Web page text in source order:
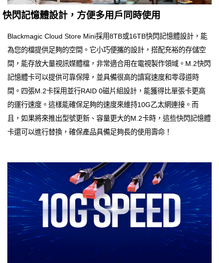
快閃記憶體設計，方便多用戶同時使用
Blackmagic Cloud Store Mini採用8TB或16TB快閃記憶體設計，能
為您的檔提供足夠的空間。它小巧便攜的設計，搭配充裕的存儲空
間，能存放大量視訊媒體檔，非常適合用在電視製作領域。M.2快閃
記憶體卡可以提供可靠保障，並具備很高的讀寫速度和零尋道時
間。四張M.2卡採用並行RAID 0磁片組設計，能獲得比單張卡更高
的運行速度。這樣能確保足夠的速度來維持10G乙太網連接。而
且，如果將來推出型號更新、容量更大的M.2卡時，這些快閃記憶體
卡還可以進行替換，確保產品具備足夠長的使用壽命！